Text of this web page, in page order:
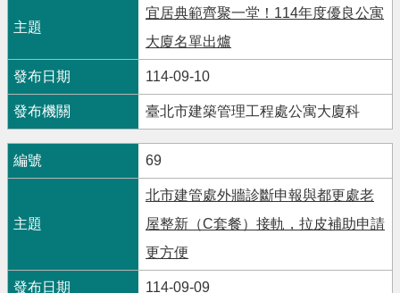
宜居典範齊聚一堂！114年度優良公寓
大廈名單出爐
114-09-10
臺北市建築管理工程處公寓大廈科
69
北市建管處外牆診斷申報與都更處老
屋整新（C套餐）接軌，拉皮補助申請
更方便
114-09-09